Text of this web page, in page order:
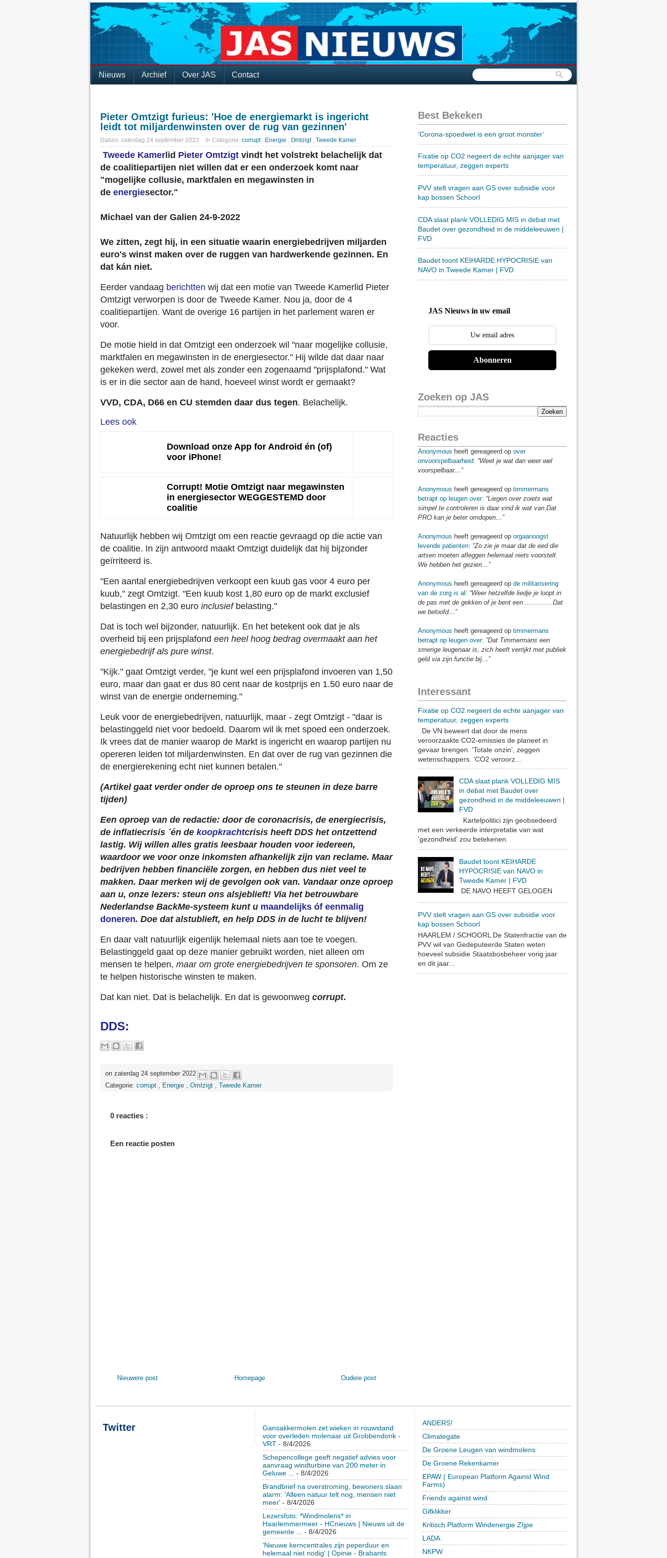
Nieuws Archief Over JAS Contact
Pieter Omtzigt furieus: 'Hoe de energiemarkt is ingericht
leidt tot miljardenwinsten over de rug van gezinnen'
Datum: zaterdag 24 september 2022 in Categorie: corrupt , Energie , Omtzigt , Tweede Kamer
Tweede Kamer lid Pieter Omtzigt vindt het volstrekt belachelijk dat
de coalitiepartijen niet willen dat er een onderzoek komt naar
"mogelijke collusie, marktfalen en megawinsten in
de energiesector."
Michael van der Galien 24-9-2022
We zitten, zegt hij, in een situatie waarin energiebedrijven miljarden
euro's winst maken over de ruggen van hardwerkende gezinnen. En
dat kán niet.
Eerder vandaag berichtten wij dat een motie van Tweede Kamerlid Pieter
Omtzigt verworpen is door de Tweede Kamer. Nou ja, door de 4
coalitiepartijen. Want de overige 16 partijen in het parlement waren er
voor.
De motie hield in dat Omtzigt een onderzoek wil "naar mogelijke collusie,
marktfalen en megawinsten in de energiesector." Hij wilde dat daar naar
gekeken werd, zowel met als zonder een zogenaamd "prijsplafond." Wat
is er in die sector aan de hand, hoeveel winst wordt er gemaakt?
VVD, CDA, D66 en CU stemden daar dus tegen. Belachelijk.
Lees ook
Download onze App for Android én (of)
voor iPhone!
Corrupt! Motie Omtzigt naar megawinsten
in energiesector WEGGESTEMD door
coalitie
Natuurlijk hebben wij Omtzigt om een reactie gevraagd op die actie van
de coalitie. In zijn antwoord maakt Omtzigt duidelijk dat hij bijzonder
geïrriteerd is.
"Een aantal energiebedrijven verkoopt een kuub gas voor 4 euro per
kuub," zegt Omtzigt. "Een kuub kost 1,80 euro op de markt exclusief
belastingen en 2,30 euro inclusiefbelasting."
Dat is toch wel bijzonder, natuurlijk. En het betekent ook dat je als
overheid bij een prijsplafond een heel hoog bedrag overmaakt aan het
energiebedrijf als pure winst.
"Kijk." gaat Omtzigt verder, "je kunt wel een prijsplafond invoeren van 1,50
euro, maar dan gaat er dus 80 cent naar de kostprijs en 1.50 euro naar de
winst van de energie onderneming."
Leuk voor de energiebedrijven, natuurlijk, maar - zegt Omtzigt - "daar is
belastinggeld niet voor bedoeld. Daarom wil ik met spoed een onderzoek.
Ik vrees dat de manier waarop de Markt is ingericht en waarop partijen nu
opereren leiden tot miljardenwinsten. En dat over de rug van gezinnen die
de energierekening echt niet kunnen betalen."
(Artikel gaat verder onder de oproep ons te steunen in deze barre
tijden)
Een oproep van de redactie: door de coronacrisis, de energiecrisis,
de inflatiecrisis ´én de koopkrachtcrisis heeft DDS het ontzettend
lastig. Wij willen alles gratis leesbaar houden voor iedereen,
waardoor we voor onze inkomsten afhankelijk zijn van reclame. Maar
bedrijven hebben financiële zorgen, en hebben dus niet veel te
makken. Daar merken wij de gevolgen ook van. Vandaar onze oproep
aan u, onze lezers: steun ons alsjeblieft! Via het betrouwbare
Nederlandse BackMe-systeem kunt u maandelijks óf eenmalig
doneren. Doe dat alstublieft, en help DDS in de lucht te blijven!
En daar valt natuurlijk eigenlijk helemaal niets aan toe te voegen.
Belastinggeld gaat op deze manier gebruikt worden, niet alleen om
mensen te helpen, maar om grote energiebedrijven te sponsoren. Om ze
te helpen historische winsten te maken.
Dat kan niet. Dat is belachelijk. En dat is gewoonweg corrupt.
DDS:
on zaterdag 24 september 2022
Categorie: corrupt Energie Omtzigt Tweede Kamer
0 reacties :
Een reactie posten
Nieuwere post Oudere post
Homepage
Best Bekeken
’Corona-spoedwet is een groot monster’
Fixatie op CO2 negeert de echte aanjager van
temperatuur, zeggen experts
PVV stelt vragen aan GS over subsidie voor
kap bossen Schoorl
CDA slaat plank VOLLEDIG MIS in debat met
Baudet over gezondheid in de middeleeuwen |
FVD
Baudet toont KEIHARDE HYPOCRISIE van
NAVO in Tweede Kamer | FVD
JAS Nieuws in uw email
Abonneren
Zoeken op JAS
Reacties
Anonymous heeft gereageerd op over
onvoorspelbaarheid: “Weet je wat dan weer wel
voorspelbaar…”
Anonymous heeft gereageerd op timmermans
betrapt op leugen over: “Liegen over zoiets wat
simpel te controleren is daar vind ik wat van.Dat
PRO kan je beter omdopen…”
Anonymous heeft gereageerd op orgaanoogst
levende patienten: “Zo zie je maar dat de eed die
artsen moeten afleggen helemaal niets voorstelt.
We hebben het gezien…”
Anonymous heeft gereageerd op de militarisering
van de zorg is al : “Weer hetzelfde liedje je loopt in
de pas met de gekken of je bent een ..............Dat
we beloofd…”
Anonymous heeft gereageerd op timmermans
betrapt op leugen over: “Dat Timmermans een
smerige leugenaar is, zich heeft verrijkt met publiek
geld via zijn functie bij…”
Interessant
Fixatie op CO2 negeert de echte aanjager van
temperatuur, zeggen experts
De VN beweert dat door de mens
veroorzaakte CO2-emissies de planeet in
gevaar brengen. ‘Totale onzin’, zeggen
wetenschappers. ‘CO2 veroorz...
CDA slaat plank VOLLEDIG MIS
in debat met Baudet over
gezondheid in de middeleeuwen |
FVD
Kartelpolitici zijn geobsedeerd
met een verkeerde interpretatie van wat
'gezondheid' zou betekenen.
Baudet toont KEIHARDE
HYPOCRISIE van NAVO in
Tweede Kamer | FVD
DE NAVO HEEFT GELOGEN
PVV stelt vragen aan GS over subsidie voor
kap bossen Schoorl
HAARLEM / SCHOORL De Statenfractie van de
PVV wil van Gedeputeerde Staten weten
hoeveel subsidie Staatsbosbeheer vorig jaar
en dit jaar...
Twitter
Gansakkermolen zet wieken in rouwstand
voor overleden molenaar uit Grobbendonk -
VRT- 8/4/2026
Schepencollege geeft negatief advies voor
aanvraag windturbine van 200 meter in
Geluwe ... - 8/4/2026
Brandbrief na overstroming, bewoners slaan
alarm: 'Alleen natuur telt nog, mensen niet
meer' - 8/4/2026
Lezersfoto: *Windmolens* in
Haarlemmermeer - HCnieuws | Nieuws uit de
gemeente ... - 8/4/2026
'Nieuwe kerncentrales zijn peperduur en
helemaal niet nodig' | Opinie - Brabants
ANDERS!
Climategate
De Groene Leugen van windmolens
De Groene Rekenkamer
EPAW ( European Platform Against Wind
Farms)
Friends against wind
Gifklikker
Kritisch Platform Windenergie ZIjpe
LADA
NKPW